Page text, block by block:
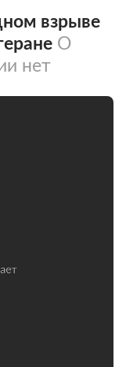
взрыве
О
нет